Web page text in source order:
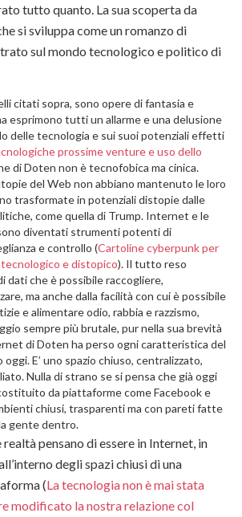
tutto quanto. La sua scoperta da
si sviluppa come un romanzo di
sul mondo tecnologico e politico di
citati sopra, sono opere di fantasia e
esprimono tutti un allarme e una delusione
delle tecnologia e sui suoi potenziali effetti
prossime venture e uso dello
di Doten non è tecnofobica ma cinica.
del Web non abbiano mantenuto le loro
trasformate in potenziali distopie dalle
come quella di Trump. Internet e le
diventati strumenti potenti di
e controllo (Cartoline cyberpunk per
e distopico). Il tutto reso
dati che è possibile raccogliere,
ma anche dalla facilità con cui è possibile
e alimentare odio, rabbia e razzismo,
sempre più brutale, pur nella sua brevità
di Doten ha perso ogni caratteristica del
E’ uno spazio chiuso, centralizzato,
Nulla di strano se si pensa che già oggi
da piattaforme come Facebook e
chiusi, trasparenti ma con pareti fatte
gente dentro.
pensano di essere in Internet, in
degli spazi chiusi di una
(La tecnologia non è mai stata
modificato la nostra relazione col